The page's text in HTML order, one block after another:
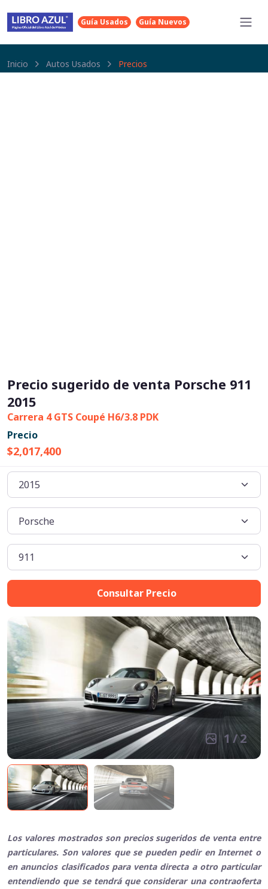
Guía Usados Guía Nuevos
Inicio Autos Usados Precios
Precio sugerido de venta Porsche 911
2015
Carrera 4 GTS Coupé H6/3.8 PDK
Precio
$2,017,400
Consultar Precio
1 /2
Los valores mostrados son precios sugeridos de venta entre
particulares. Son valores que se pueden pedir en Internet o
en anuncios clasificados para venta directa a otro particular
entendiendo que se tendrá que considerar una contraoferta